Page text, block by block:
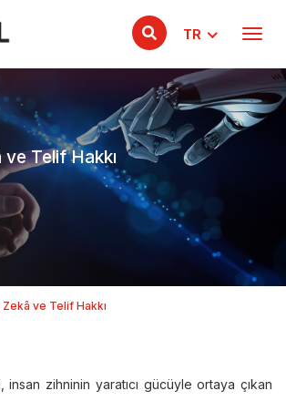
TR
Telif Hakkı
ve Telif Hakkı
insan zihninin yaratıcı gücüyle ortaya çıkan